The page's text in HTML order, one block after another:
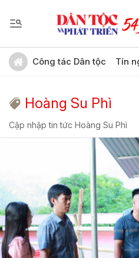
Công tác Dân tộc Tín
Hoàng Su Phì
Cập nhập tin tức Hoàng Su Phì